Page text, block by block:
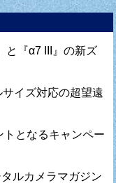
と『α7 III』の新ズ
イズ対応の超望遠
となるキャンペー
ルカメラマガジン